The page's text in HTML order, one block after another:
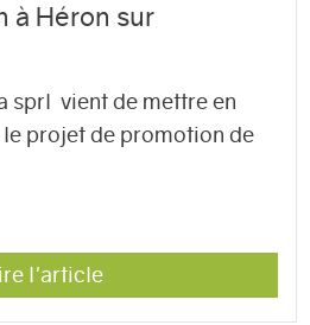
à Héron sur
sprl vient de mettre en
projet de promotion de
l'article